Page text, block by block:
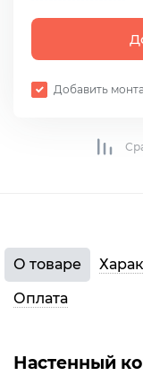
Добавить
О товаре
Оплата
Настенный